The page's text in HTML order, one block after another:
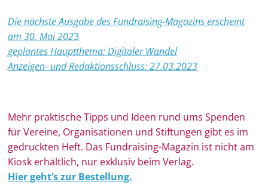
Die nächste Ausgabe des Fundraising-Magazins erscheint
am 30. Mai 2023
geplantes Hauptthema: Digitaler Wandel
Anzeigen- und Redaktionsschluss: 27.03.2023
Mehr prak­ti­sche Tipps und Ideen rund ums Spen­den
für Ver­eine, Orga­ni­sa­tionen und Stif­tungen gibt es im
ge­druckten Heft. Das Fundraising-Magazin ist nicht am
Kiosk erhältlich, nur exklusiv beim Verlag.
Hier geht’s zur Bestellung.